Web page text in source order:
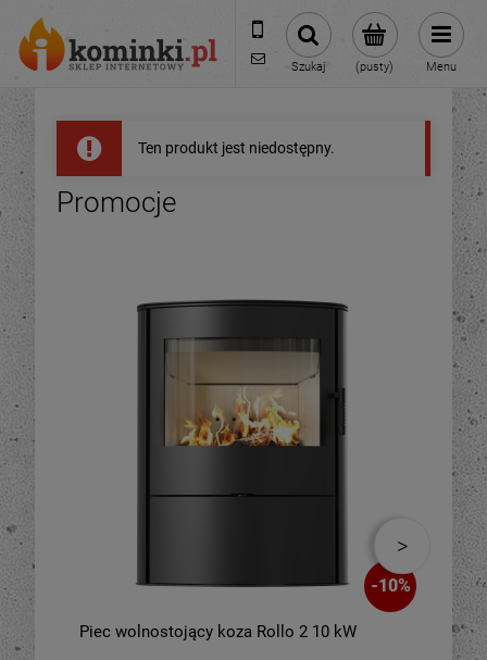
601954074
biuro@ikominki.pl
(pusty)
Szukaj Menu
Ten produkt jest niedostępny.
Promocje
-10%
Piec wolnostojący koza Rollo 2 10 kW